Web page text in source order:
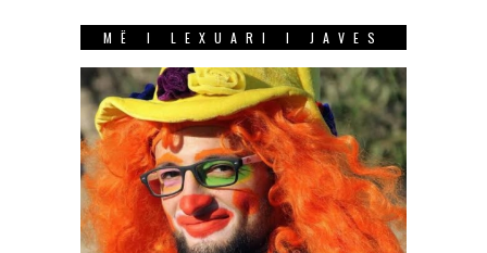
MË I LEXUARI I JAVES